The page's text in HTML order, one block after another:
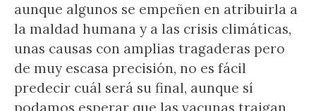
aunque algunos se empeñen en atribuirla a
la maldad humana y a las crisis climáticas,
unas causas con amplias tragaderas pero
de muy escasa precisión, no es fácil
predecir cuál será su final, aunque sí
podamos esperar que las vacunas traigan